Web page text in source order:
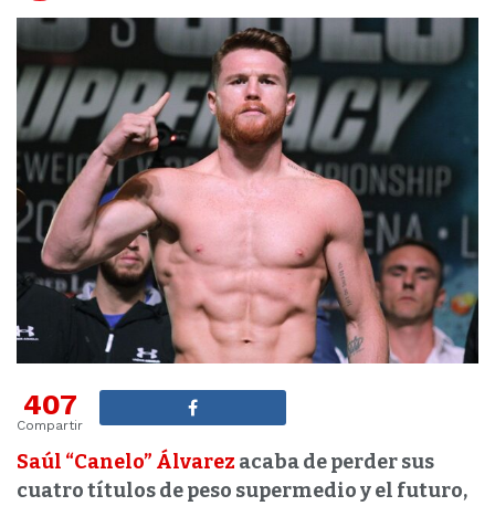
407
Compartir
Saúl “Canelo” Álvarez acaba de perder sus
cuatro títulos de peso supermedio y el futuro,